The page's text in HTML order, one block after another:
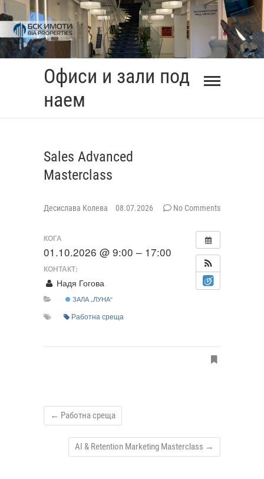
Skip
to
content
Офиси и зали под
наем
Sales Advanced
Masterclass
Десислава Колева 08.07.2026 No Comments
КОГА
01.10.2026 @ 9:00 – 17:00
КОНТАКТ:
Надя Гогова
ЗАЛА „ЛУНА“
Работна среща
← Работна среща
AI & Retention Marketing Masterclass →